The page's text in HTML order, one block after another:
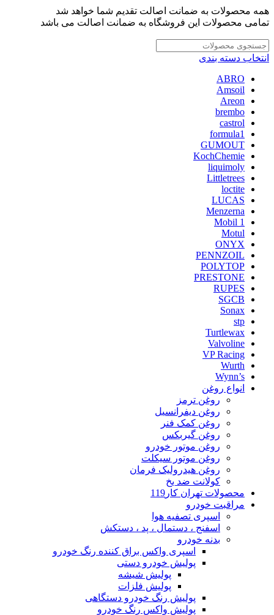
همه محصولات به ضمانت اصالت تقدیم شما خواهد شد
تمامی محصولات این فروشگاه به ضمانت اصالت می باشد
انتخاب دسته بندی
ABRO
Amsoil
Areon
brembo
castrol
formula1
GUMOUT
KochChemie
liquimoly
Littletrees
loctite
LUCAS
Menzerna
Mobil 1
Motul
ONYX
PENNZOIL
POLYTOP
PRESTONE
RUPES
SGCB
Sonax
stp
Turtlewax
Valvoline
VP Racing
Wurth
Wynn’s
انواع روغن
روغن ترمز
روغن دیفرانسیل
روغن کمک فنر
روغن گیربکس
روغن موتور خودرو
روغن موتور سیکلت
روغن هیدرولیک فرمان
کولانت ضد یخ
محصولات تهران کار119
مراقبت خودرو
اسپری تصفیه هوا
اسفنج ، دستمال ، پد ، دستکش
بدنه خودرو
اسپری واکس براق کننده رنگ خودرو
پولیش خودرو دستی
پولیش شیشه
پولیش فلزات
پولیش رنگ خودرو دستگاهی
پولیش واکس رنگ خودرو